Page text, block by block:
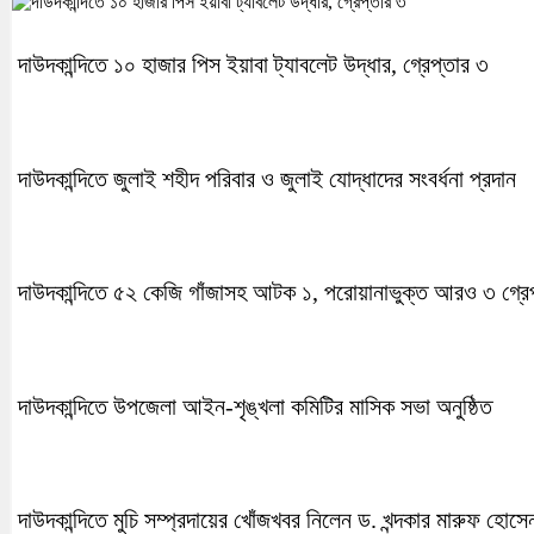
দাউদকান্দিতে ১০ হাজার পিস ইয়াবা ট্যাবলেট উদ্ধার, গ্রেপ্তার ৩
দাউদকান্দিতে জুলাই শহীদ পরিবার ও জুলাই যোদ্ধাদের সংবর্ধনা প্রদান
দাউদকান্দিতে ৫২ কেজি গাঁজাসহ আটক ১, পরোয়ানাভুক্ত আরও ৩
দাউদকান্দিতে উপজেলা আইন-শৃঙ্খলা কমিটির মাসিক সভা অনুষ্ঠিত
দাউদকান্দিতে মুচি সম্প্রদায়ের খোঁজখবর নিলেন ড. খন্দকার মারুফ